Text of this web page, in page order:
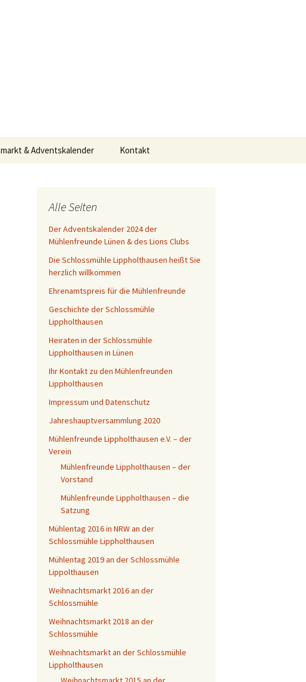
& Adventskalender Kontakt
Alle Seiten
Der Adventskalender 2024 der
Mühlenfreunde Lünen & des Lions Clubs
Die Schlossmühle Lippholthausen heißt Sie
herzlich willkommen
Ehrenamtspreis für die Mühlenfreunde
Geschichte der Schlossmühle
Lippholthausen
Heiraten in der Schlossmühle
Lippholthausen in Lünen
Ihr Kontakt zu den Mühlenfreunden
Lippholthausen
Impressum und Datenschutz
Jahreshauptversammlung 2020
Mühlenfreunde Lippholthausen e.V. – der
Verein
Mühlenfreunde Lippholthausen – der
Vorstand
Mühlenfreunde Lippholthausen – die
Satzung
Mühlentag 2016 in NRW an der
Schlossmühle Lippholthausen
Mühlentag 2019 an der Schlossmühle
Lippolthausen
Weihnachtsmarkt 2016 an der
Schlossmühle
Weihnachtsmarkt 2018 an der
Schlossmühle
Weihnachtsmarkt an der Schlossmühle
Lippholthausen